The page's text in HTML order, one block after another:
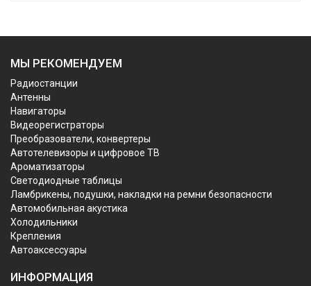
МЫ РЕКОМЕНДУЕМ
Радиостанции
Антенны
Навигаторы
Видеорегистраторы
Преобразователи, конвертеры
Автотелевизоры и цифровое ТВ
Ароматизаторы
Светодиодные таблицы
Ламбрикены, подушки, накладки на ремни безопасности
Автомобильная акустика
Холодильники
Крепления
Автоаксессуары
ИНФОРМАЦИЯ